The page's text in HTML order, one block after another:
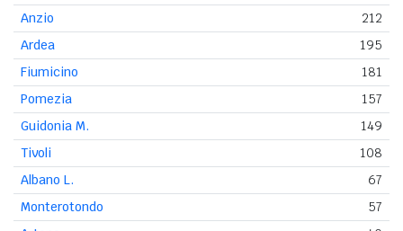
Anzio
212
Ardea
195
Fiumicino
181
Pomezia
157
Guidonia M.
149
Tivoli
108
Albano L.
67
Monterotondo
57